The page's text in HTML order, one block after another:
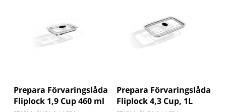
Prepara Förvaringslåda
Fliplock 1,9 Cup 460 ml
Prepara Förvaringslåda
Fliplock 4,3 Cup, 1L